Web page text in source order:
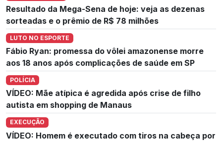
Resultado da Mega-Sena de hoje: veja as dezenas
sorteadas e o prêmio de R$ 78 milhões
LUTO NO ESPORTE
Fábio Ryan: promessa do vôlei amazonense morre
aos 18 anos após complicações de saúde em SP
POLÍCIA
VÍDEO: Mãe atípica é agredida após crise de filho
autista em shopping de Manaus
EXECUÇÃO
VÍDEO: Homem é executado com tiros na cabeça por